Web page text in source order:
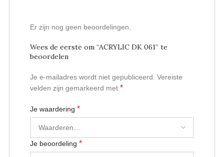
Er zijn nog geen beoordelingen.
Wees de eerste om “ACRYLIC DK 061” te
beoordelen
Je e-mailadres wordt niet gepubliceerd. Vereiste
velden zijn gemarkeerd met *
Je waardering *
Je beoordeling *